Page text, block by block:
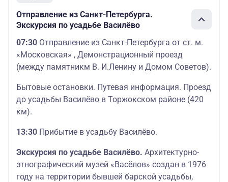
Отправление из Санкт-Петербурга.
Экскурсия по усадьбе Василёво
07:30 Отправление из Санкт-Петербурга от ст. м.
«Московская» , Демонстрационный проезд
(между памятникм В. И.Ленину и Домом Советов).
Бытовые остановки. Путевая информация. Проезд
до усадьбы Василёво в Торжокском районе (420
км).
13:30 Прибытие в усадьбу Василёво.
Экскурсия по усадьбе Василёво. Архитектурно-
этнографический музей «Васёлов» создан в 1976
году на территории бывшей барской усадьбы,